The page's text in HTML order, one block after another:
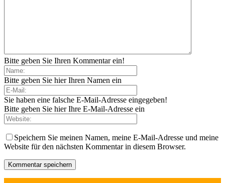
Bitte geben Sie Ihren Kommentar ein!
Bitte geben Sie hier Ihren Namen ein
Sie haben eine falsche E-Mail-Adresse eingegeben!
Bitte geben Sie hier Ihre E-Mail-Adresse ein
Speichern Sie meinen Namen, meine E-Mail-Adresse und meine
Website für den nächsten Kommentar in diesem Browser.